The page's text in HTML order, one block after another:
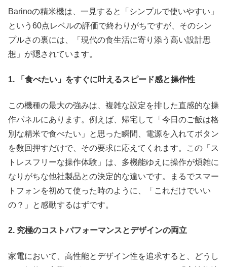
Barinoの精米機は、一見すると「シンプルで使いやすい」
という60点レベルの評価で終わりがちですが、そのシン
プルさの裏には、「現代の食生活に寄り添う高い設計思
想」が隠されています。
1. 「食べたい」をすぐに叶えるスピード感と操作性
この機種の最大の強みは、複雑な設定を排した直感的な操
作パネルにあります。例えば、帰宅して「今日のご飯は格
別な精米で食べたい」と思った瞬間、電源を入れてボタン
を数回押すだけで、その要求に応えてくれます。この「ス
トレスフリーな操作体験」は、多機能ゆえに操作が煩雑に
なりがちな他社製品との決定的な違いです。まるでスマー
トフォンを初めて使った時のように、「これだけでいい
の？」と感動するはずです。
2. 究極のコストパフォーマンスとデザインの両立
家電において、高性能とデザイン性を追求すると、どうし